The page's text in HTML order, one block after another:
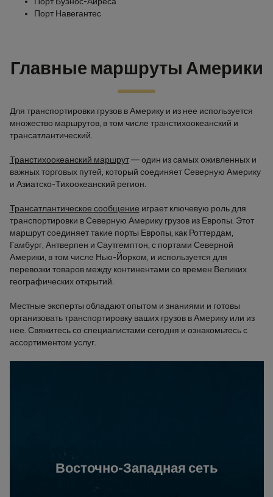
Порт Навегантес
Главные маршруты Америки
Для транспортировки грузов в Америку и из нее используется
множество маршрутов, в том числе транстихоокеанский и
трансатлантический.
Транстихоокеанский маршрут— один из самых оживленных и
важных торговых путей, который соединяет Северную Америку
и Азиатско-Тихоокеанский регион.
Трансатлантическое сообщение играет ключевую роль для
транспортировки в Северную Америку грузов из Европы. Этот
маршрут соединяет такие порты Европы, как Роттердам,
Гамбург, Антверпен и Саутгемптон, с портами Северной
Америки, в том числе Нью-Йорком, и используется для
перевозки товаров между континентами со времен Великих
географических открытий.
Местные эксперты обладают опытом и знаниями и готовы
организовать транспортировку ваших грузов в Америку или из
нее. Свяжитесь со специалистами сегодня и ознакомьтесь с
ассортиментом услуг.
Восточно-Западная сеть